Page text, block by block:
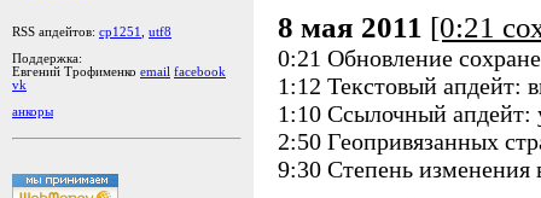
RSS апдейтов: cp1251
utf8
Поддержка:
Евгений Трофименко email facebook
vk
анкоры
8 мая 2011 [0:21
0:21 Обновление
1:12 Текстовый апдейт:
1:10 Ссылочный апдейт:
2:50 Геопривязанных
9:30 Степень